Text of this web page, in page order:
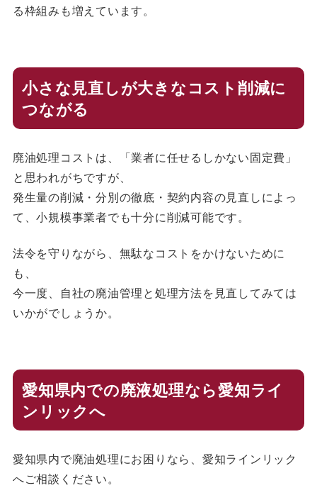
る枠組みも増えています。
小さな見直しが大きなコスト削減に
つながる
廃油処理コストは、「業者に任せるしかない固定費」
と思われがちですが、
発生量の削減・分別の徹底・契約内容の見直しによっ
て、小規模事業者でも十分に削減可能です。
法令を守りながら、無駄なコストをかけないために
も、
今一度、自社の廃油管理と処理方法を見直してみては
いかがでしょうか。
愛知県内での廃液処理なら愛知ライ
ンリックへ
愛知県内で廃油処理にお困りなら、愛知ラインリック
へご相談ください。